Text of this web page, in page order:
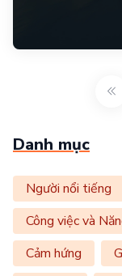
Danh mục
Người nổi tiếng
Công việc và
Cảm hứng